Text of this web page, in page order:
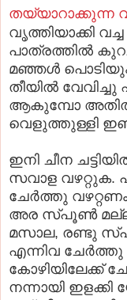
തയ്യാറാക്കുന്ന
വൃത്തിയാക്കി
പാത്രത്തില്‍
മഞ്ഞള്‍ പൊടിയും
തീയില്‍
ആകുമ്പോ അതില്‍
വെളുത്തുള്ളി
ഇനി ചീന
സവാള വഴറ്റുക.
ചേര്‍ത്തു
അര സ്പൂണ്‍
മസാല, രണ്ടു
എന്നിവ ചേര്‍ത്തു
കോഴിയിലേക്ക്
നന്നായി ഇളക്കി